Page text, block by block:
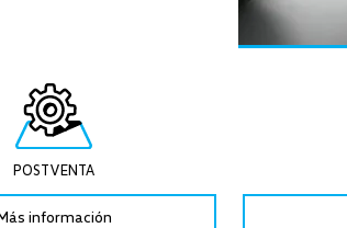
POSTVENTA
información